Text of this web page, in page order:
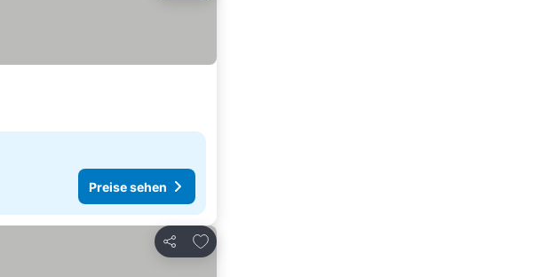
Preise sehen
Teilen
Zu Favoriten hinzufügen